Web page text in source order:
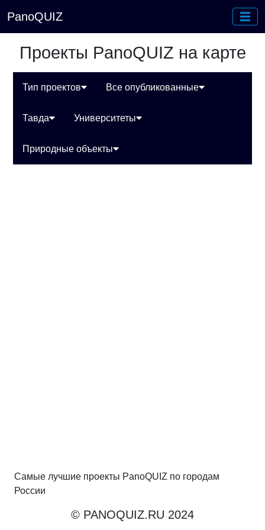
PanoQUIZ
Проекты PanoQUIZ на карте
Тип проектов Все опубликованные
Тавда Университеты
Природные объекты
Самые лучшие проекты PanoQUIZ по городам
России
© PANOQUIZ.RU 2024